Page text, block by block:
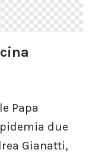
Papa
due
Gianatti,